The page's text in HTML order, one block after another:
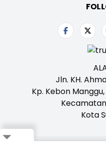
Jln. KH.
Kp. Kebon
Kota